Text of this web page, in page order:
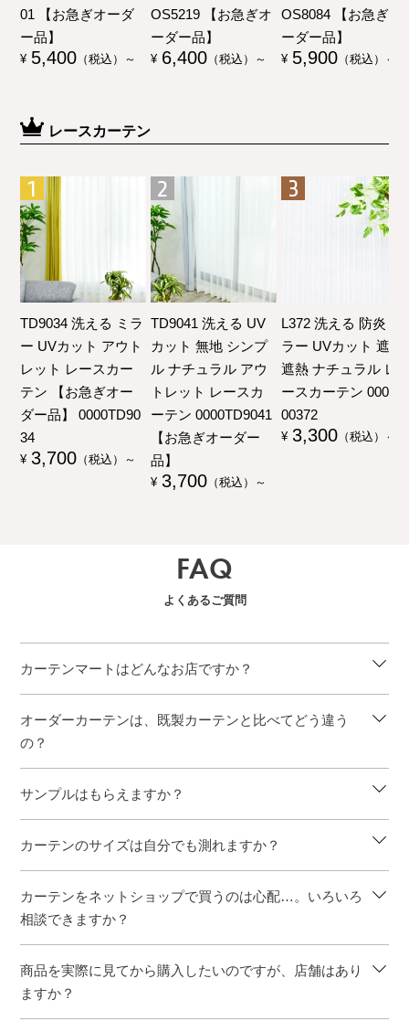
01 【お急ぎオーダ
ー品】
¥ 5,400 （税込）～
OS5219 【お急ぎオ
ーダー品】
¥ 6,400 （税込）～
OS8084 【お急ぎオ
ーダー品】
¥ 5,900 （税込）～
レースカーテン
TD9034 洗える ミラ
ー UVカット アウト
レット レースカー
テン 【お急ぎオー
ダー品】 0000TD90
34
¥ 3,700 （税込）～
TD9041 洗える UV
カット 無地 シンプ
ル ナチュラル アウ
トレット レースカ
ーテン 0000TD9041
【お急ぎオーダー
品】
¥ 3,700 （税込）～
L372 洗える 防炎 ミ
ラー UVカット 遮像
遮熱 ナチュラル レ
ースカーテン 00000
00372
¥ 3,300 （税込）～
FAQ
よくあるご質問
カーテンマートはどんなお店ですか？
オーダーカーテンは、既製カーテンと比べてどう違う
の？
サンプルはもらえますか？
カーテンのサイズは自分でも測れますか？
カーテンをネットショップで買うのは心配…。いろいろ
相談できますか？
商品を実際に見てから購入したいのですが、店舗はあり
ますか？